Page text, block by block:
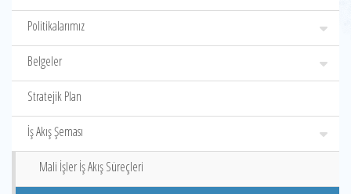
Politikalarımız
Belgeler
Stratejik Plan
İş Akış Şeması
Mali İşler İş Akış Süreçleri